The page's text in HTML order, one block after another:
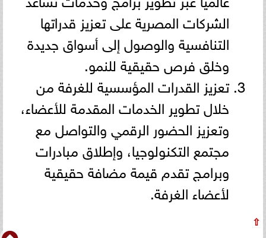
الشركات المصرية على تعزيز قدراتها
التنافسية والوصول إلى أسواق جديدة
وخلق فرص حقيقية للنمو.
تعزيز القدرات المؤسسية للغرفة من
خلال تطوير الخدمات المقدمة للأعضاء،
وتعزيز الحضور الرقمي والتواصل مع
مجتمع التكنولوجيا، وإطلاق مبادرات
وبرامج تقدم قيمة مضافة حقيقية
لأعضاء الغرفة.
⇧